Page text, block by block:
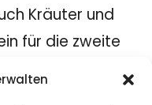
Kräuter und
für die zweite